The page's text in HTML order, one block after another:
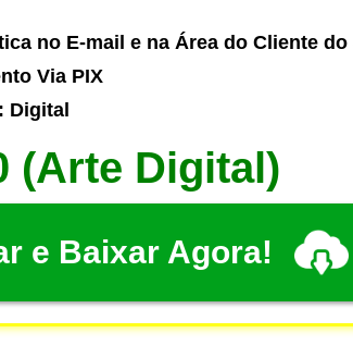
História Matemática
no E-mail e na Área do Cliente do
Via PIX
Digital
(Arte Digital)
e Baixar Agora!